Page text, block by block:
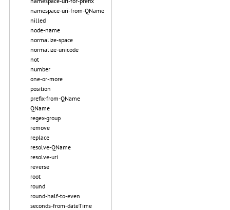
namespace-uri-from-QName
nilled
node-name
normalize-space
normalize-unicode
not
number
one-or-more
position
prefix-from-QName
QName
regex-group
remove
replace
resolve-QName
resolve-uri
reverse
root
round
round-half-to-even
seconds-from-dateTime